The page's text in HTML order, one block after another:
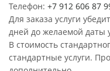
Телефон: +7 912 606 87
Для заказа услуги
дней до желаемой даты
В стоимость
стандартные услуги.